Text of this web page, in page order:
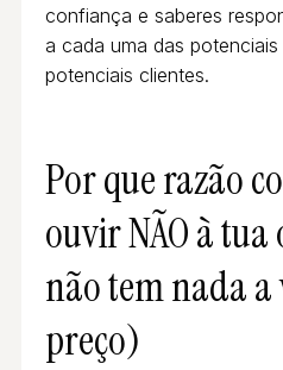
confiança e saberes
a cada uma das
potenciais clientes.
Por que razão
ouvir NÃO à
não tem nada a
preço)